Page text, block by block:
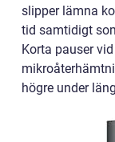
slipper lämna
tid samtidigt
Korta pauser
högre under